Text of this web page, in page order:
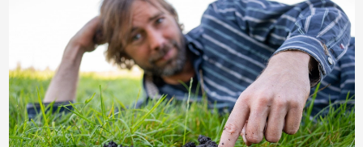
Guano is een natuurlijke meststof die planten snel
voorziet van voeding voor stevige groei en rijke bloei.
Ideaal voor groenteplanten, fruit, bloemen en
kasgewassen. In deze categorie vind je guano om je
bodem en planten gericht te ondersteunen, zonder
kunstmest, voor een sterke tuin met natuurlijke kracht.